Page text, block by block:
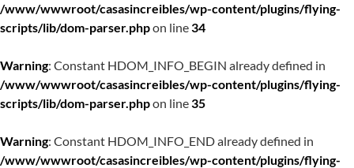
/www/wwwroot/casasincreibles/wp-content/plugins/flying-
scripts/lib/dom-parser.phpon line34
Warning: Constant HDOM_INFO_BEGIN already defined in
/www/wwwroot/casasincreibles/wp-content/plugins/flying-
scripts/lib/dom-parser.phpon line35
Warning: Constant HDOM_INFO_END already defined in
/www/wwwroot/casasincreibles/wp-content/plugins/flying-